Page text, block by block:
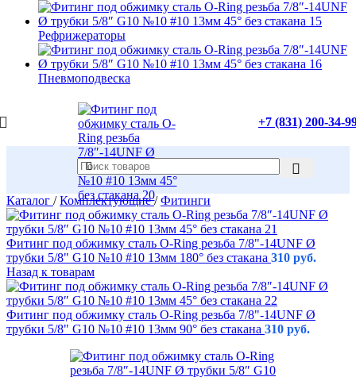
Рефрижераторы
Пневмоподвеска
+7 (831) 200-34-
Каталог / Комплектующие/ Фитинги
Фитинг под обжимку сталь O-Ring резьба 7/8"-14UNF Ø
трубки 5/8" G10 №10 #10 13мм 180° без стакана 310 руб.
Назад к товарам
Фитинг под обжимку сталь O-Ring резьба 7/8"-14UNF Ø
трубки 5/8" G10 №10 #10 13мм 90° без стакана 310 руб.